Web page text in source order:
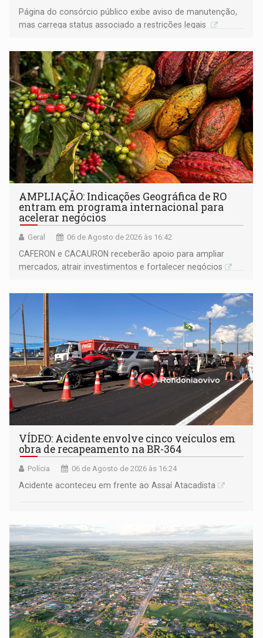
Página do consórcio público exibe aviso de manutenção,
mas carrega status associado a restrições legais
AMPLIAÇÃO: Indicações Geográfica de RO
entram em programa internacional para
acelerar negócios
Geral 06 de Agosto de 2026 às 16:42
CAFERON e CACAURON receberão apoio para ampliar
mercados, atrair investimentos e fortalecer negócios
VÍDEO: Acidente envolve cinco veículos em
obra de recapeamento na BR-364
Polícia 06 de Agosto de 2026 às 16:24
Acidente aconteceu em frente ao Assaí Atacadista